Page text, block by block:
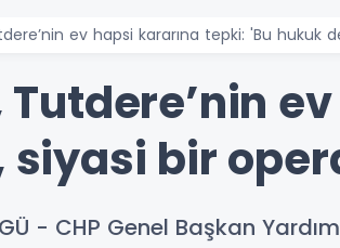
ev hapsi kararına tepki: 'Bu hukuk
Tutdere’nin
siyasi bir
- CHP Genel Başkan